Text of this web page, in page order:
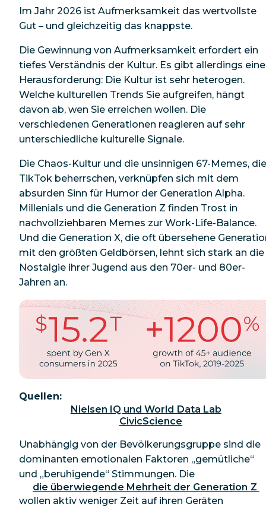
Im Jahr 2026 ist Aufmerksamkeit das wertvollste
Gut – und gleichzeitig das knappste.
Die Gewinnung von Aufmerksamkeit erfordert ein
tiefes Verständnis der Kultur. Es gibt allerdings eine
Herausforderung: Die Kultur ist sehr heterogen.
Welche kulturellen Trends Sie aufgreifen, hängt
davon ab, wen Sie erreichen wollen. Die
verschiedenen Generationen reagieren auf sehr
unterschiedliche kulturelle Signale.
Die Chaos-Kultur und die unsinnigen 67-Memes, die
TikTok beherrschen, verknüpfen sich mit dem
absurden Sinn für Humor der Generation Alpha.
Millenials und die Generation Z finden Trost in
nachvollziehbaren Memes zur Work-Life-Balance.
Und die Generation X, die oft übersehene
mit den größten Geldbörsen, lehnt sich stark an die
Nostalgie ihrer Jugend aus den 70er- und 80er-
Jahren an.
Quellen:
Nielsen IQ und World Data Lab
CivicScience
Unabhängig von der Bevölkerungsgruppe sind die
dominanten emotionalen Faktoren „gemütliche“
und „beruhigende“ Stimmungen. Die
die überwiegende Mehrheit der Generation Z
wollen aktiv weniger Zeit auf ihren Geräten